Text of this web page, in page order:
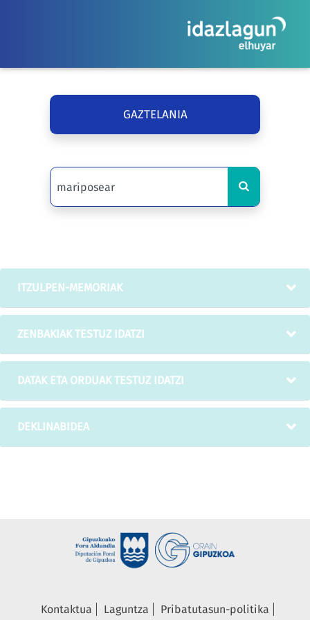
GAZTELANIA
ITZULPEN-MEMORIAK
ZENBAKIAK TESTUZ IDATZI
DATAK ETA ORDUAK TESTUZ IDATZI
DEKLINABIDEA
Kontaktua Laguntza
Pribatutasun-politika